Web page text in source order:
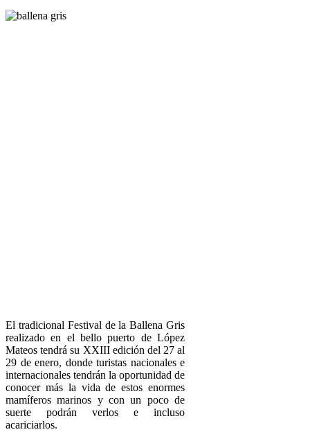
El tradicional Festival de la Ballena Gris
realizado en el bello puerto de López
Mateos tendrá su XXIII edición del 27 al
29 de enero, donde turistas nacionales e
internacionales tendrán la oportunidad de
conocer más la vida de estos enormes
mamíferos marinos y con un poco de
suerte podrán verlos e incluso
acariciarlos.